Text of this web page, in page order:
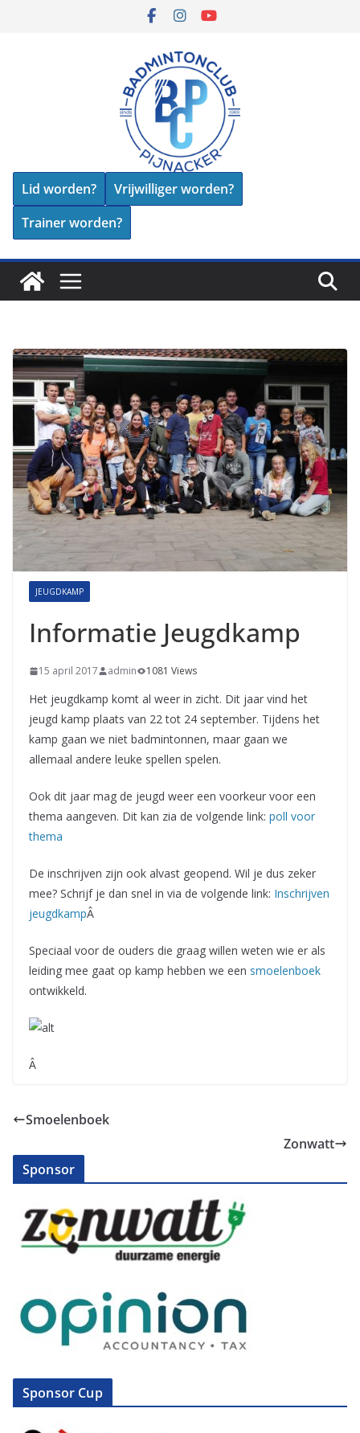
Lid worden?
Vrijwilliger worden?
Trainer worden?
JEUGDKAMP
Informatie Jeugdkamp
15 april 2017 admin 1081 Views
Het jeugdkamp komt al weer in zicht. Dit jaar vind het
jeugd kamp plaats van 22 tot 24 september. Tijdens het
kamp gaan we niet badmintonnen, maar gaan we
allemaal andere leuke spellen spelen.
Ook dit jaar mag de jeugd weer een voorkeur voor een
thema aangeven. Dit kan zia de volgende link: poll voor
thema
De inschrijven zijn ook alvast geopend. Wil je dus zeker
mee? Schrijf je dan snel in via de volgende link: Inschrijven
jeugdkampÂ
Speciaal voor de ouders die graag willen weten wie er als
leiding mee gaat op kamp hebben we een smoelenboek
ontwikkeld.
Â
Smoelenboek
Zonwatt
Sponsor
Sponsor Cup